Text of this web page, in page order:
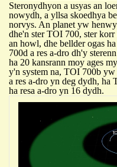
Steronydhyon a usyas an
nowydh, a yllsa skoedhya
norvys. An planet yw
dhe'n ster TOI 700, ster
an howl, dhe bellder ogas
700d a res a-dro dh'y
ha 20 kansrann moy ages
y'n system na, TOI 700b
a res a-dro yn deg dydh,
ha resa a-dro yn 16 dydh.